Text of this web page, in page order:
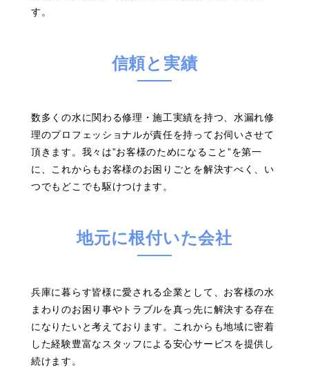
す。
信頼と実績
数多くの水に関わる修理・施工実績を持つ、水漏れ修
理のプロフェッショナルが責任を持ってお伺いさせて
頂きます。我々は”お客様のためになること”を第一
に、これからもお客様のお困りごとを解決すべく、い
つでもどこでも駆けつけます。
地元に根付いた会社
兵庫に暮らす皆様に愛される企業として、お客様の水
まわりのお困り事やトラブルを真っ先に解決する存在
になりたいと考えております。これからも地域に密着
した経験豊富なスタッフによる安心サービスを提供し
続けます。